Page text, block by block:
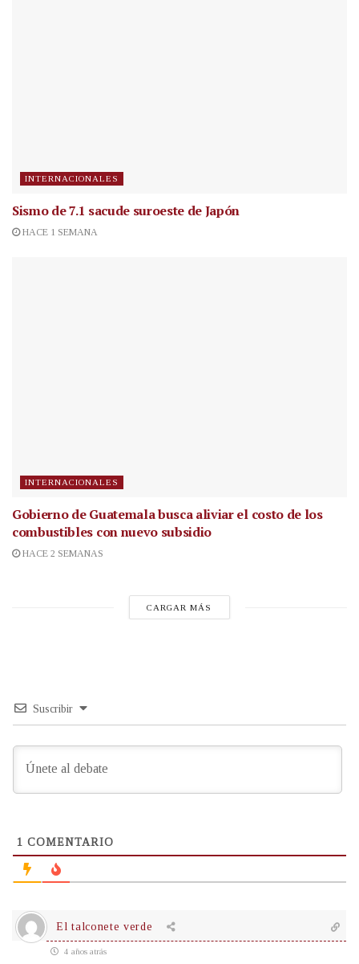
INTERNACIONALES
Sismo de 7.1 sacude suroeste de Japón
HACE 1 SEMANA
INTERNACIONALES
Gobierno de Guatemala busca aliviar el costo de los
combustibles con nuevo subsidio
HACE 2 SEMANAS
CARGAR MÁS
Suscribir
1 COMENTARIO
El talconete verde
4 años atrás